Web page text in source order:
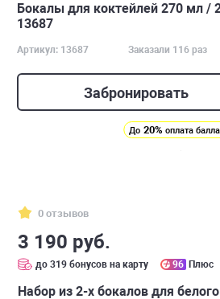
Бокалы для коктейлей 270 мл /
13687
Артикул: 13687 Заказали 116 раз
Забронировать
До 20% оплата
0 отзывов
3 190 руб.
до 319 бонусов на карту 96 Плюс
Набор из 2-х бокалов для